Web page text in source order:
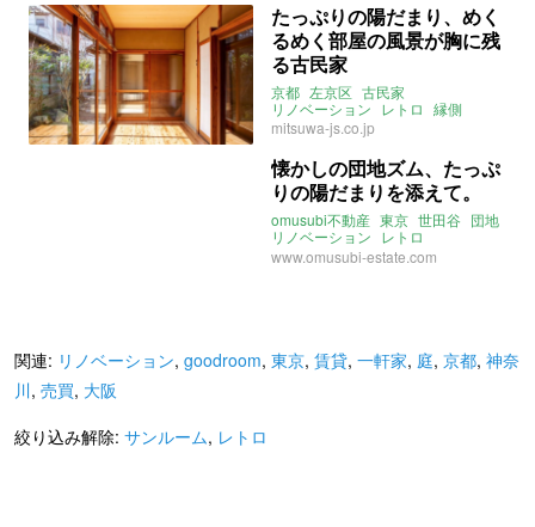
たっぷりの陽だまり、めく
るめく部屋の風景が胸に残
る古民家
京都 左京区 古民家
リノベーション レトロ 縁側
サンルーム
instagram
mitsuwa-js.co.jp
懐かしの団地ズム、たっぷ
りの陽だまりを添えて。
omusubi不動産 東京 世田谷 団地
リノベーション レトロ
サンルーム 2021年2月のおすすめ
www.omusubi-estate.com
関連: リノベーション, goodroom, 東京, 賃貸, 一軒家, 庭, 京都, 神奈
川, 売買, 大阪
絞り込み解除: サンルーム, レトロ